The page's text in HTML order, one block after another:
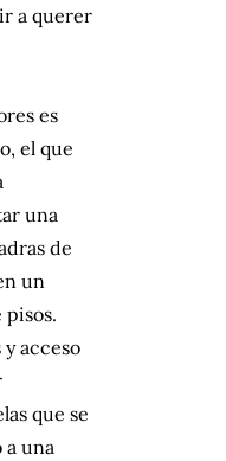
a querer
es
el que
una
de
un
acceso
que se
a una